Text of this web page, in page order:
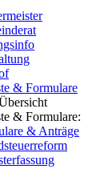
& Formulare
& Formulare:
& Anträge